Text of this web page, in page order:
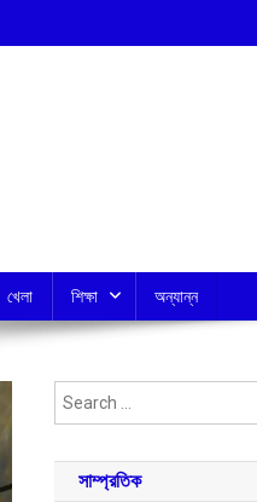
খেলা শিক্ষা অন্যান্ন
সাম্প্রতিক